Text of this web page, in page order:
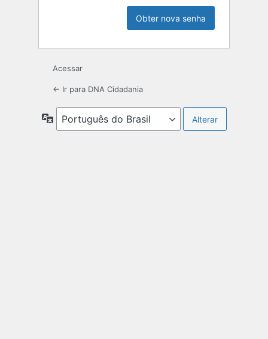
Acessar
← Ir para DNA Cidadania
Idioma